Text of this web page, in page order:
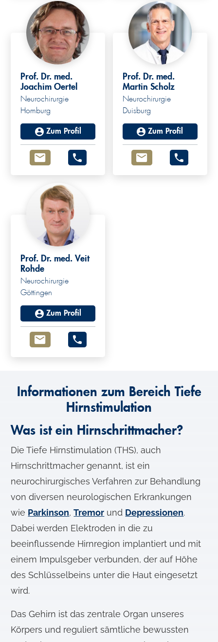
Prof. Dr. med.
Joachim Oertel
Neurochirurgie
Homburg
Zum Profil
Prof. Dr. med.
Martin Scholz
Neurochirurgie
Duisburg
Zum Profil
Prof. Dr. med. Veit
Rohde
Neurochirurgie
Göttingen
Zum Profil
Informationen zum Bereich Tiefe
Hirnstimulation
Was ist ein Hirnschrittmacher?
Die Tiefe Hirnstimulation (THS), auch
Hirnschrittmacher genannt, ist ein
neurochirurgisches Verfahren zur Behandlung
von diversen neurologischen Erkrankungen
wie Parkinson,Tremor und Depressionen.
Dabei werden Elektroden in die zu
beeinflussende Hirnregion implantiert und mit
einem Impulsgeber verbunden, der auf Höhe
des Schlüsselbeins unter die Haut eingesetzt
wird.
Das Gehirn ist das zentrale Organ unseres
Körpers und reguliert sämtliche bewussten